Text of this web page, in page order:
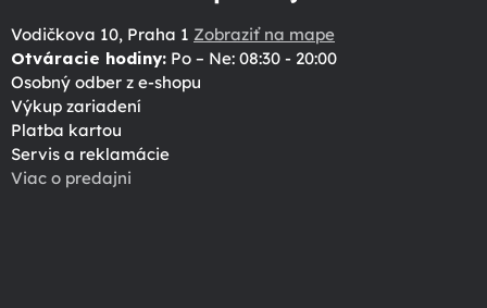
Vodičkova 10, Praha 1 Zobraziť na mape
Otváracie hodiny: Po – Ne: 08:30 - 20:00
Osobný odber z e-shopu
Výkup zariadení
Platba kartou
Servis a reklamácie
Viac o predajni